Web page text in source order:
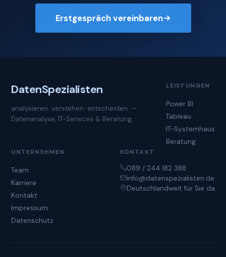
Erstgespräch vereinbaren
DatenSpezialisten
analysieren. verstehen. entscheiden. —
Datenanalyse, IT-Services & Beratung.
LEISTUNGEN
Power BI
Tableau
IT-Systemhaus
Beratung
UNTERNEHMEN
Team
Karriere
Kontakt
Impressum
Datenschutz
KONTAKT
089 / 244 182 388
info@datenspezialisten.de
Deutschlandweit für Sie da